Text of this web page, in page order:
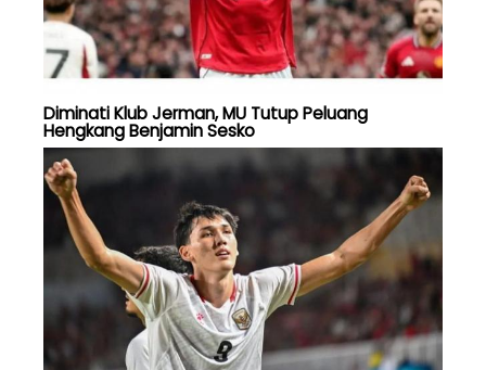
Diminati Klub Jerman, MU Tutup Peluang
Hengkang Benjamin Sesko